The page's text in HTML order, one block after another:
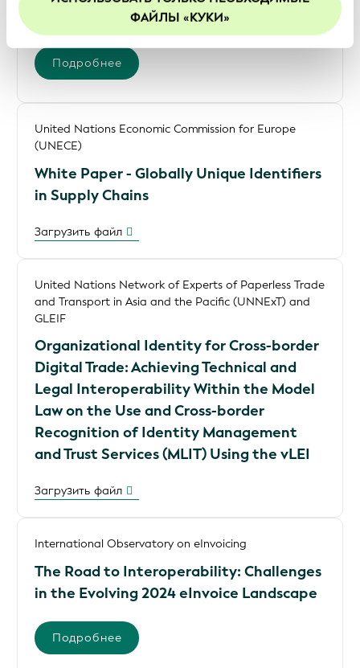
приведена в документе с описанием нашей
Политики конфиденциальности.
Мы рекомендуем включить файлы cookie, чтобы
улучшить ваш опыт на нашем сайте.
ФАЙЛЫ «КУКИ»
The ICISA Insider – July 2025
Подробнее
United Nations Economic Commission for Europe
(UNECE)
White Paper - Globally Unique Identifiers
in Supply Chains
Загрузить файл
United Nations Network of Experts of Paperless Trade
and Transport in Asia and the Pacific (UNNExT) and
GLEIF
Organizational Identity for Cross-border
Digital Trade: Achieving Technical and
Legal Interoperability Within the Model
Law on the Use and Cross-border
Recognition of Identity Management
and Trust Services (MLIT) Using the vLEI
Загрузить файл
International Observatory on eInvoicing
The Road to Interoperability: Challenges
in the Evolving 2024 eInvoice Landscape
Подробнее